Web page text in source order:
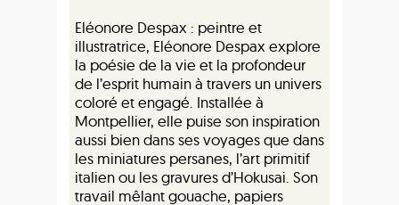
Eléonore Despax : peintre et
illustratrice, Eléonore Despax explore
la poésie de la vie et la profondeur
de l’esprit humain à travers un univers
coloré et engagé. Installée à
Montpellier, elle puise son inspiration
aussi bien dans ses voyages que dans
les miniatures persanes, l’art primitif
italien ou les gravures d’Hokusai. Son
travail mêlant gouache, papiers